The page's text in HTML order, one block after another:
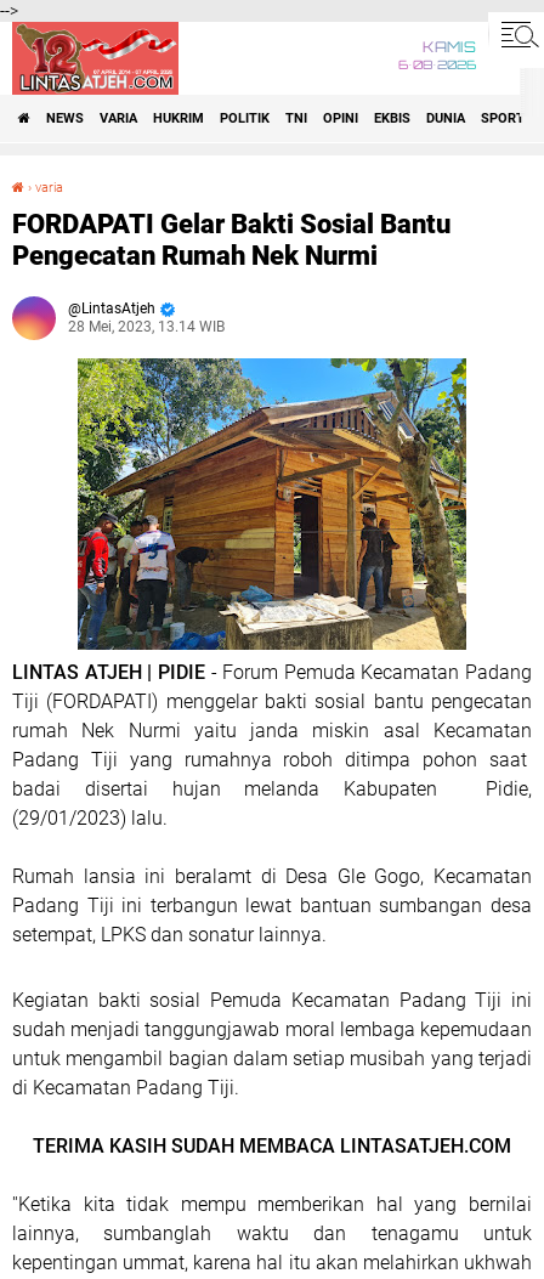
-->
KAMIS
6•08•2026
NEWS VARIA HUKRIM POLITIK TNI OPINI EKBIS DUNIA SPORT
› varia
FORDAPATI Gelar Bakti Sosial Bantu
Pengecatan Rumah Nek Nurmi
LintasAtjeh
28 Mei, 2023, 13.14 WIB
LINTAS ATJEH | PIDIE- Forum Pemuda Kecamatan Padang
Tiji (FORDAPATI) menggelar bakti sosial bantu pengecatan
rumah Nek Nurmi yaitu janda miskin asal Kecamatan
Padang Tiji yang rumahnya roboh ditimpa pohon saat
badai disertai hujan melanda Kabupaten Pidie,
(29/01/2023) lalu.
Rumah lansia ini beralamt di Desa Gle Gogo, Kecamatan
Padang Tiji ini terbangun lewat bantuan sumbangan desa
setempat, LPKS dan sonatur lainnya.
Kegiatan bakti sosial Pemuda Kecamatan Padang Tiji ini
sudah menjadi tanggungjawab moral lembaga kepemudaan
untuk mengambil bagian dalam setiap musibah yang terjadi
di Kecamatan Padang Tiji.
TERIMA KASIH SUDAH MEMBACA LINTASATJEH.COM
''Ketika kita tidak mempu memberikan hal yang bernilai
lainnya, sumbanglah waktu dan tenagamu untuk
kepentingan ummat, karena hal itu akan melahirkan ukhwah